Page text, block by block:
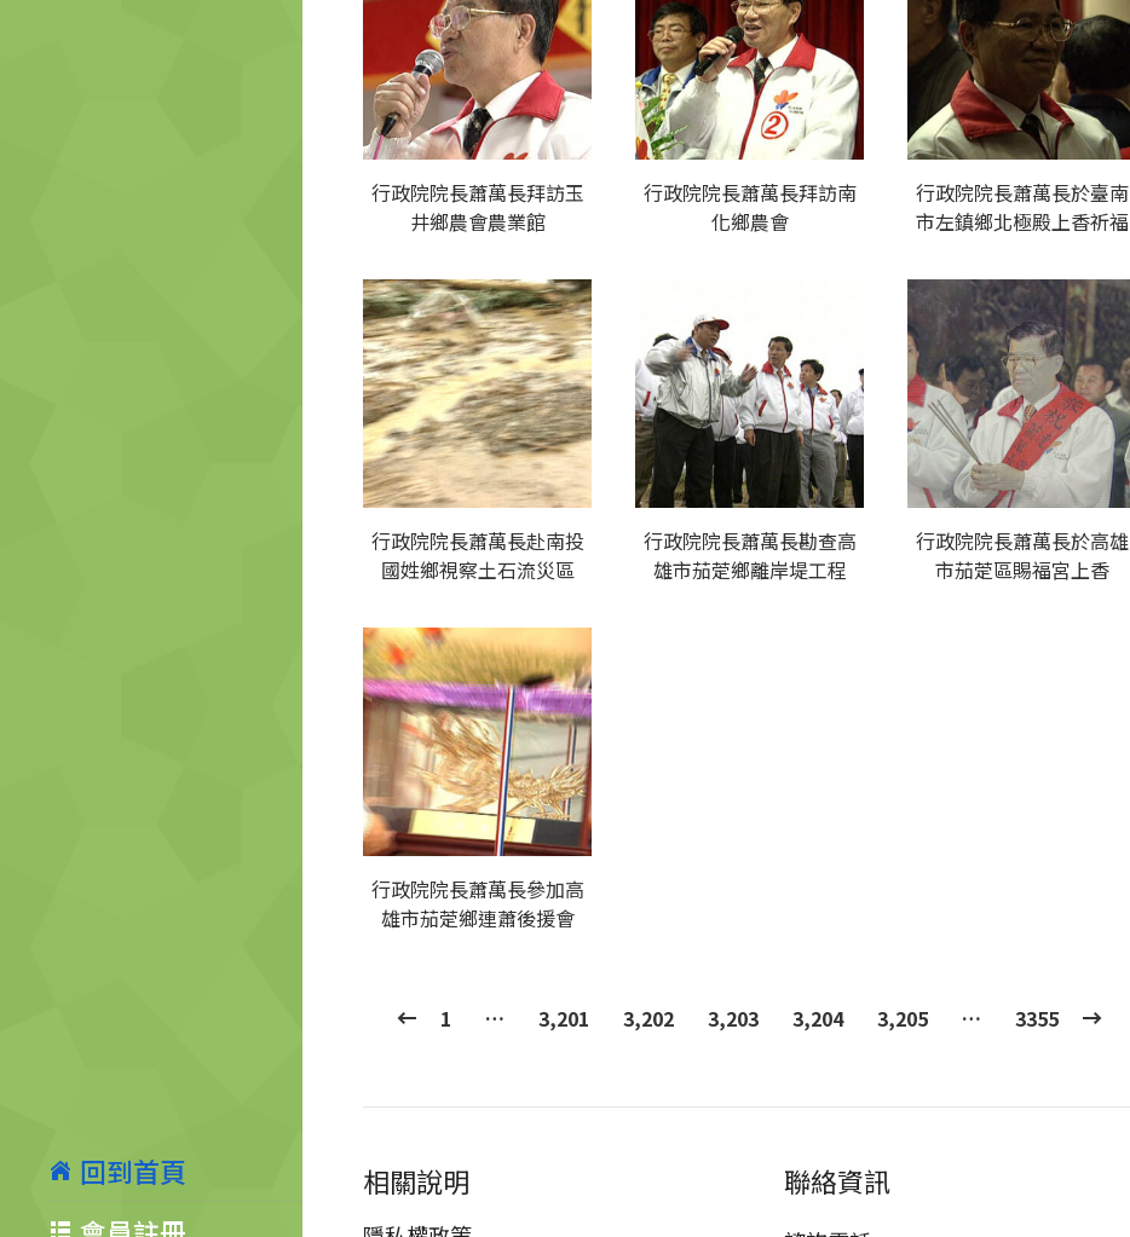
回到首頁
行政院院長蕭萬長拜訪玉
井鄉農會農業館
行政院院長蕭萬長拜訪南
化鄉農會
行政院院長蕭萬長於臺南
市左鎮鄉北極殿上香祈福
行政院院長蕭萬長赴南投
國姓鄉視察土石流災區
行政院院長蕭萬長勘查高
雄市茄萣鄉離岸堤工程
行政院院長蕭萬長於高雄
市茄萣區賜福宮上香
行政院院長蕭萬長參加高
雄市茄萣鄉連蕭後援會
1 … 3,201 3,202 3,203 3,204 3,205 … 3355
相關說明 聯絡資訊